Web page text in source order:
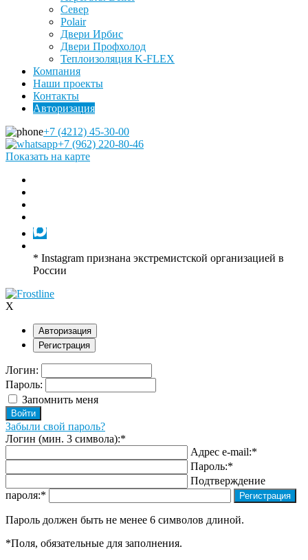
Север
Polair
Двери Ирбис
Двери Профхолод
Теплоизоляция K-FLEX
Компания
Наши проекты
Контакты
Авторизация
+7 (4212) 45-30-00
+7 (962) 220-80-46
Показать на карте
* Instagram признана экстремистской организацией в
России
X
Авторизация
Регистрация
Логин:
Пароль:
Запомнить меня
Забыли свой пароль?
Логин (мин. 3 символа):*
Адрес e-mail:*
Пароль:*
Подтверждение
пароля:*
Пароль должен быть не менее 6 символов длиной.
*Поля, обязательные для заполнения.